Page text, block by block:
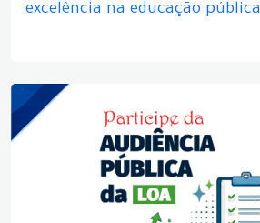
excelência na educação pública